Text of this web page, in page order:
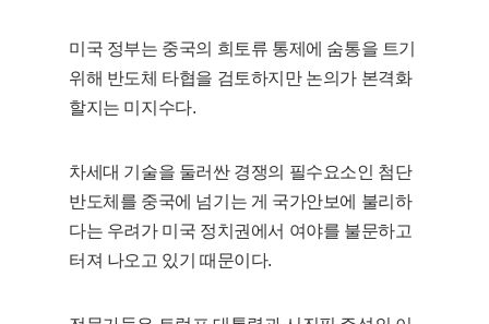
미국 정부는 중국의 희토류 통제에 숨통을 트기
위해 반도체 타협을 검토하지만 논의가 본격화
할지는 미지수다.
차세대 기술을 둘러싼 경쟁의 필수요소인 첨단
반도체를 중국에 넘기는 게 국가안보에 불리하
다는 우려가 미국 정치권에서 여야를 불문하고
터져 나오고 있기 때문이다.